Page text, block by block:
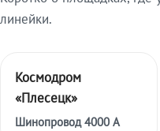
линейки.
Космодром
«Плесецк»
Шинопровод 4000 А